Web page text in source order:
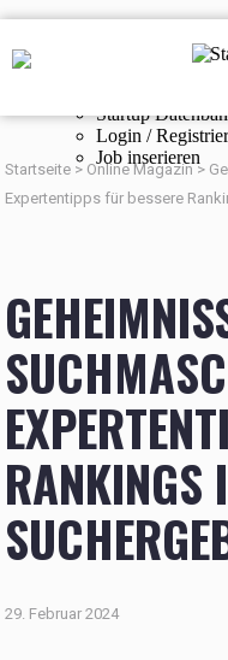
Startup
Startup
Login /
Job inserieren
Startseite > Online Magazin>
Expertentipps für bessere
RANKINGS
29. Februar 2024